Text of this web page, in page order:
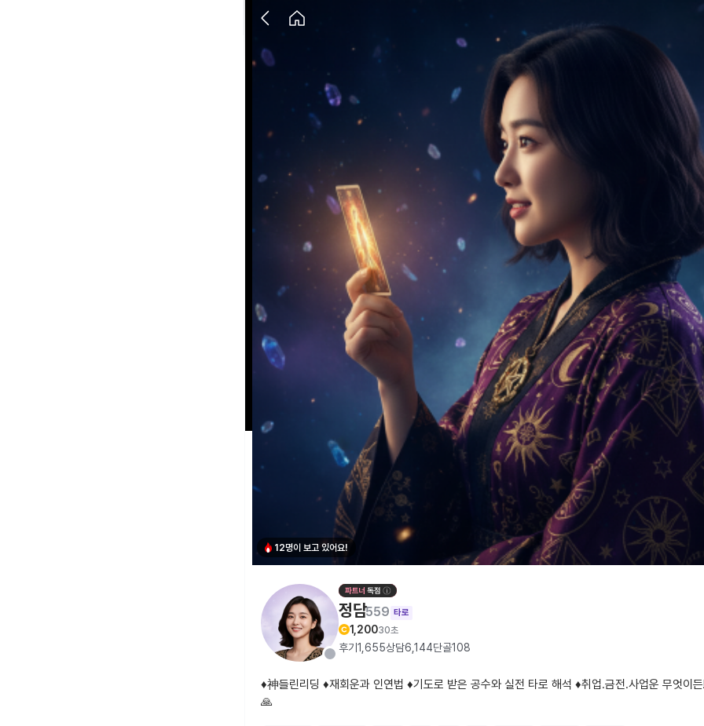
12명이 보고 있어요!
정담559 타로
1,20030초
후기 1,655상담6,144단골108
♦️神들린리딩 ♦️재회운과 인연법 ♦️기도로 받은 공수와 실전 타로 해석 ♦️취업.금전.사업운 무엇이
🙏